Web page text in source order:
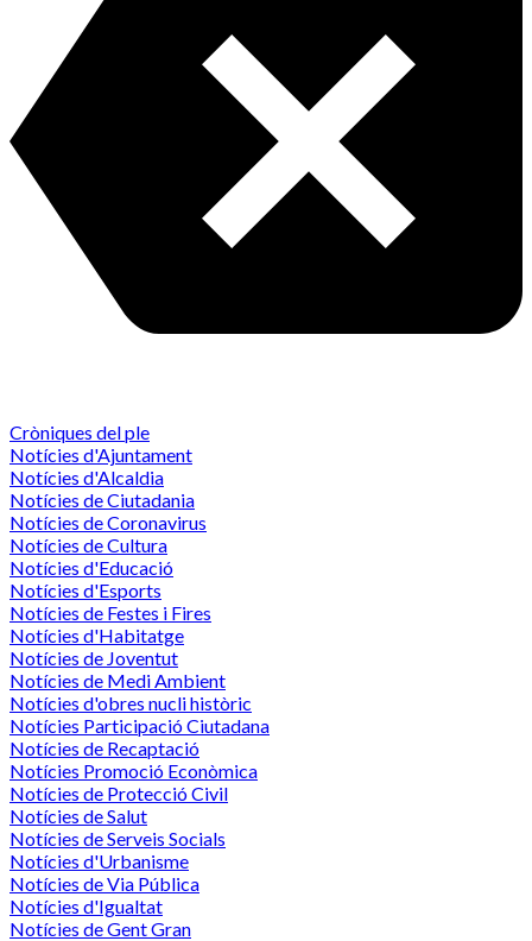
Cròniques del ple
Notícies d'Ajuntament
Notícies d'Alcaldia
Notícies de Ciutadania
Notícies de Coronavirus
Notícies de Cultura
Notícies d'Educació
Notícies d'Esports
Notícies de Festes i Fires
Notícies d'Habitatge
Notícies de Joventut
Notícies de Medi Ambient
Notícies d'obres nucli històric
Notícies Participació Ciutadana
Notícies de Recaptació
Notícies Promoció Econòmica
Notícies de Protecció Civil
Notícies de Salut
Notícies de Serveis Socials
Notícies d'Urbanisme
Notícies de Via Pública
Notícies d'Igualtat
Notícies de Gent Gran